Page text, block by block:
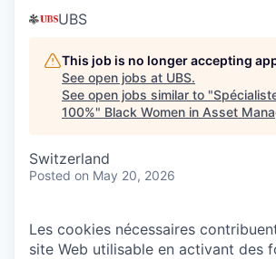
UBS
This job is no longer accepting
See open jobs at UBS.
See open jobs similar to "
100%" Black Women in Asset
Switzerland
Posted on May 20, 2026
Les cookies nécessaires
site Web utilisable en activant des